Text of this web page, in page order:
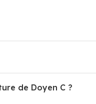
de Doyen C ?